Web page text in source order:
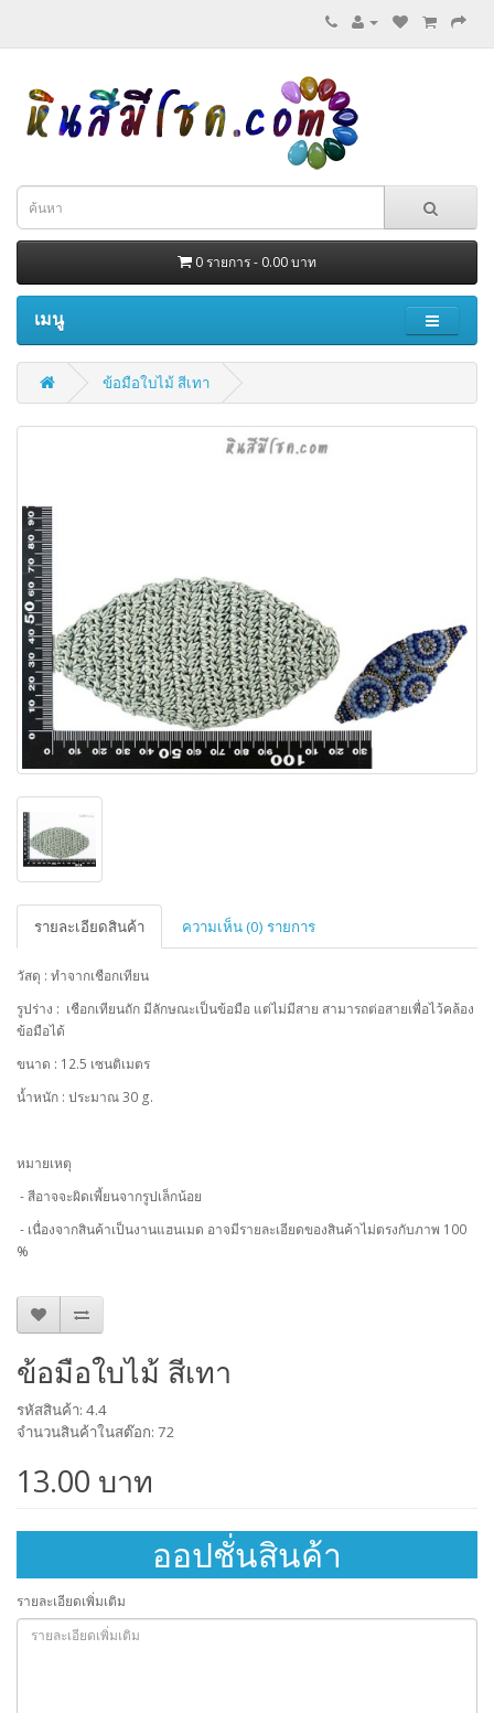
0 รายการ - 0.00 บาท
เมนู
ข้อมือใบไม้ สีเทา
รายละเอียดสินค้า ความเห็น (0) รายการ
วัสดุ : ทำจากเชือกเทียน
รูปร่าง : เชือกเทียนถัก มีลักษณะเป็นข้อมือ แต่ไม่มีสาย สามารถต่อสายเพื่อไว้คล้อง
ข้อมือได้
ขนาด : 12.5 เซนติเมตร
น้ำหนัก : ประมาณ 30 g.
หมายเหตุ
- สีอาจจะผิดเพี้ยนจากรูปเล็กน้อย
- เนื่องจากสินค้าเป็นงานแฮนเมด อาจมีรายละเอียดของสินค้าไม่ตรงกับภาพ 100
%
ข้อมือใบไม้ สีเทา
รหัสสินค้า: 4.4
จำนวนสินค้าในสต๊อก: 72
13.00 บาท
ออปชั่นสินค้า
รายละเอียดเพิ่มเติม